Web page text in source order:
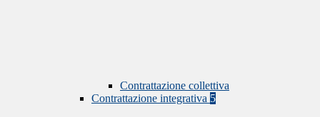
Contrattazione collettiva
Contrattazione integrativa 5